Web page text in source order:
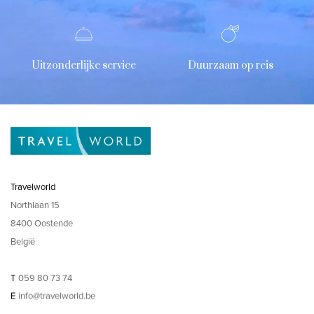
Uitzonderlijke service Duurzaam op reis
Travelworld
Northlaan 15
8400 Oostende
België
T 059 80 73 74
E info@travelworld.be